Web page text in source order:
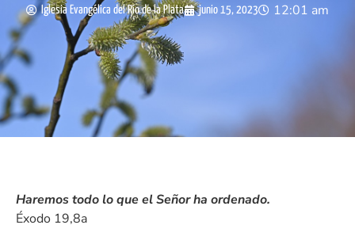
Iglesia Evangélica del Río de la Plata junio 15, 2023 12:01 am
Haremos todo lo que el Señor ha ordenado.
Éxodo 19,8a